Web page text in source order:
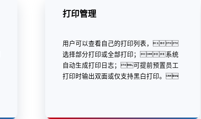
打印管理
用户可以查看自己的打印列表，
选择部分打印或全部打印；系统
自动生成打印日志；可提前预置员工
打印时输出双面或仅支持黑白打印。